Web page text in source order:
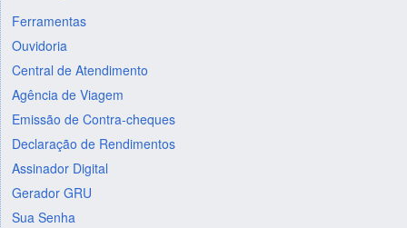
Ferramentas
Ouvidoria
Central de Atendimento
Agência de Viagem
Emissão de Contra-cheques
Declaração de Rendimentos
Assinador Digital
Gerador GRU
Sua Senha